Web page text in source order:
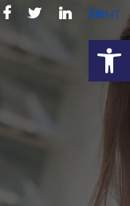
ENMT